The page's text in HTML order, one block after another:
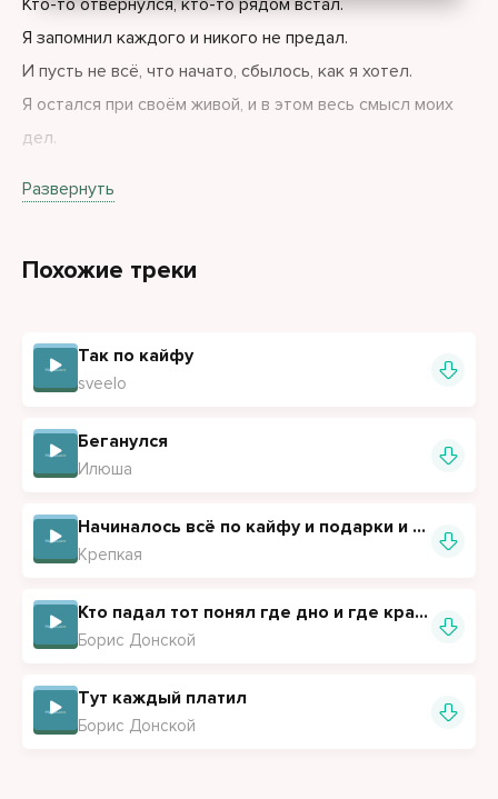
Кто-то отвернулся, кто-то рядом встал.
Я запомнил каждого и никого не предал.
И пусть не всё, что начато, сбылось, как я хотел.
Я остался при своём живой, и в этом весь смысл моих
дел.
Я живу по кайфу, так как сам решил.
Развернуть
Похожие треки
Так по кайфу
sveelo
Беганулся
Илюша
Начиналось всё по кайфу и подарки и цветы
Крепкая
Кто падал тот понял где дно и где край (Полная версия)
Борис Донской
Тут каждый платил
Борис Донской